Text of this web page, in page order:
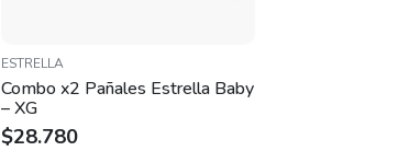
ESTRELLA
Combo x2 Pañales Estrella Baby
– XG
$28.780